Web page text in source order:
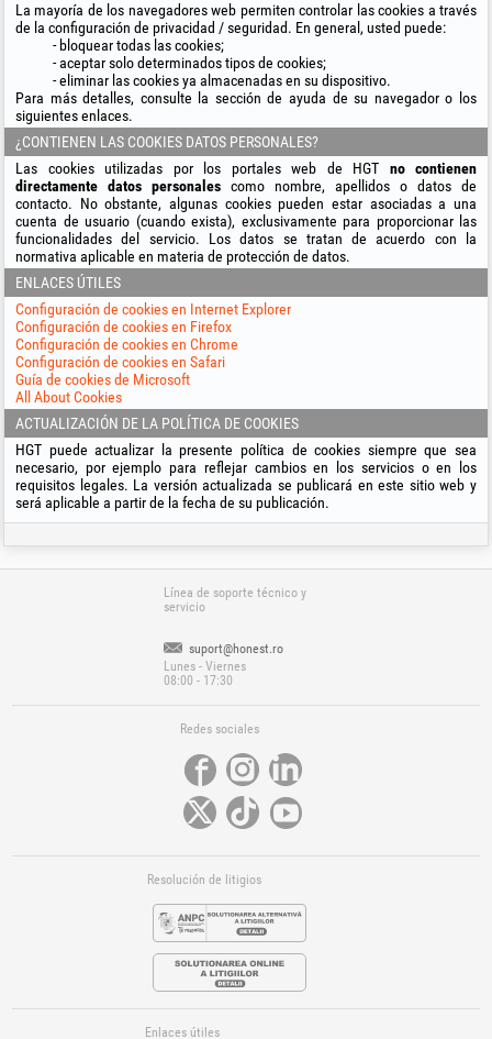
La mayoría de los navegadores web permiten controlar las cookies a través
de la configuración de privacidad / seguridad. En general, usted puede:
bloquear todas las cookies;
aceptar solo determinados tipos de cookies;
eliminar las cookies ya almacenadas en su dispositivo.
Para más detalles, consulte la sección de ayuda de su navegador o los
siguientes enlaces.
¿CONTIENEN LAS COOKIES DATOS PERSONALES?
Las cookies utilizadas por los portales web de HGT no contienen
directamente datos personales como nombre, apellidos o datos de
contacto. No obstante, algunas cookies pueden estar asociadas a una
cuenta de usuario (cuando exista), exclusivamente para proporcionar las
funcionalidades del servicio. Los datos se tratan de acuerdo con la
normativa aplicable en materia de protección de datos.
ENLACES ÚTILES
Configuración de cookies en Internet Explorer
Configuración de cookies en Firefox
Configuración de cookies en Chrome
Configuración de cookies en Safari
Guía de cookies de Microsoft
All About Cookies
ACTUALIZACIÓN DE LA POLÍTICA DE COOKIES
HGT puede actualizar la presente política de cookies siempre que sea
necesario, por ejemplo para reflejar cambios en los servicios o en los
requisitos legales. La versión actualizada se publicará en este sitio web y
será aplicable a partir de la fecha de su publicación.
Línea de soporte técnico y
servicio
suport@honest.ro
Lunes - Viernes
08:00 - 17:30
Redes sociales
Resolución de litigios
Enlaces útiles